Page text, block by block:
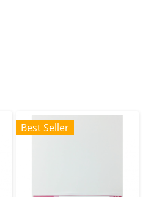
Best Seller